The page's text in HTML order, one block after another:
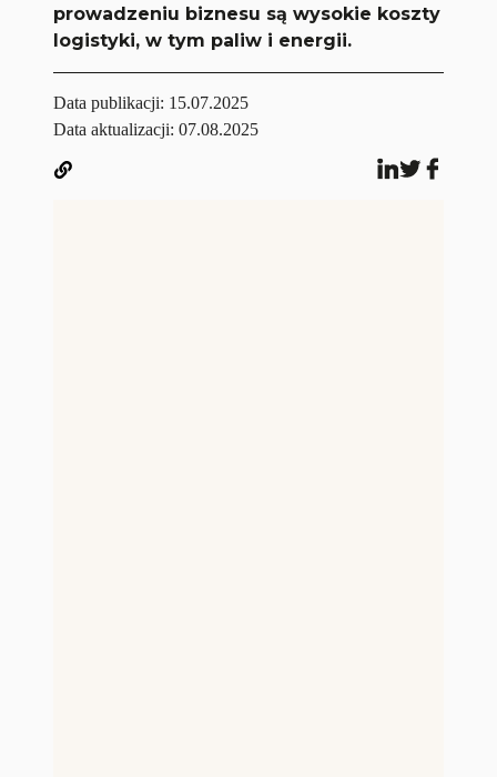
prowadzeniu biznesu są wysokie koszty
logistyki, w tym paliw i energii.
Data publikacji: 15.07.2025
Data aktualizacji: 07.08.2025